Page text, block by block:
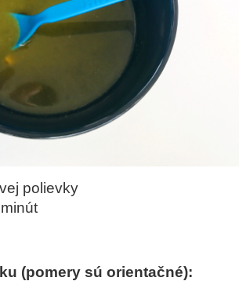
polievky
(pomery sú orientačné):